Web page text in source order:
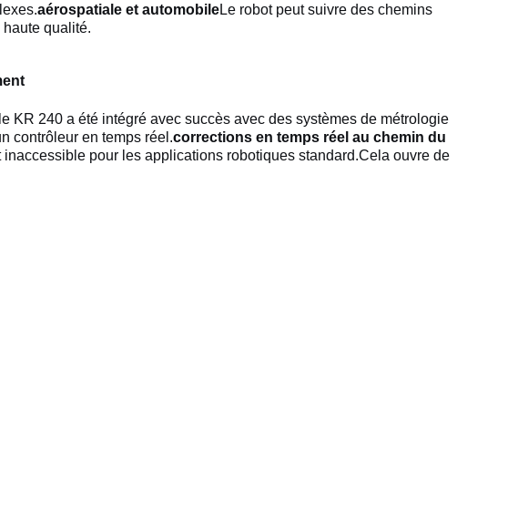
aérospatiale et automobileLe robot peut suivre des chemins
qualité.
240 a été intégré avec succès avec des systèmes de métrologie
contrôleur en temps réel.corrections en temps réel au chemin du
pour les applications robotiques standard.Cela ouvre de